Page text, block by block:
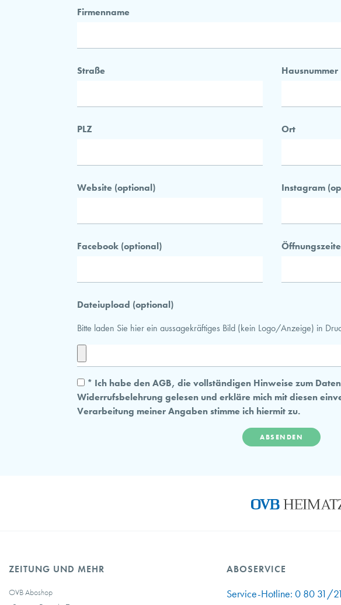
Firmenname
Straße Hausnummer
PLZ Ort
Website (optional) Instagram
Facebook (optional)
Dateiupload (optional)
Bitte laden Sie hier ein aussagekräftiges Bild (kein Logo/Anzeige) in
* Ich habe den AGB, die vollständigen Hinweise zum
Widerrufsbelehrung gelesen und erkläre mich mit diesen
Verarbeitung meiner Angaben stimme ich hiermit zu.
ZEITUNG UND MEHR
OVB Aboshop
ABOSERVICE
Service-Hotline:0 80 31/